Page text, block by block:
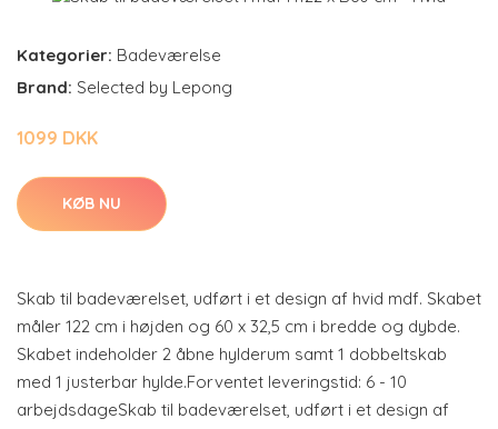
Kategorier: Badeværelse
Brand: Selected by Lepong
1099 DKK
KØB NU
Skab til badeværelset, udført i et design af hvid mdf. Skabet
måler 122 cm i højden og 60 x 32,5 cm i bredde og dybde.
Skabet indeholder 2 åbne hylderum samt 1 dobbeltskab
med 1 justerbar hylde.Forventet leveringstid: 6 - 10
arbejdsdageSkab til badeværelset, udført i et design af